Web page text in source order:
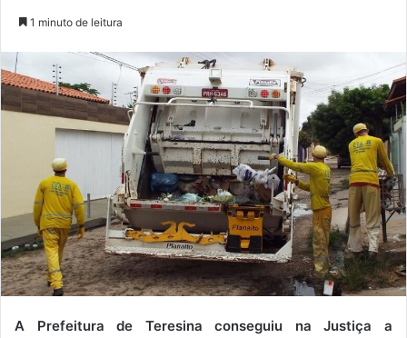
1 minuto de leitura
A Prefeitura de Teresina conseguiu na Justiça a